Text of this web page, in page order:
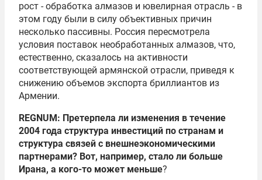
рост - обработка алмазов и ювелирная отрасль - в
этом году были в силу объективных причин
несколько пассивны. Россия пересмотрела
условия поставок необработанных алмазов, что,
естественно, сказалось на активности
соответствующей армянской отрасли, приведя к
снижению объемов экспорта бриллиантов из
Армении.
REGNUM: Претерпела ли изменения в течение
2004 года структура инвестиций по странам и
структура связей с внешнеэкономическими
партнерами? Вот, например, стало ли больше
Ирана, а кого-то может меньше?